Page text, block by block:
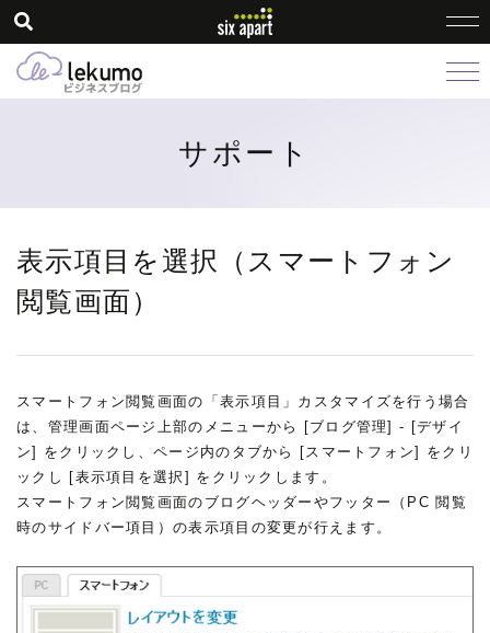
サポート
表示項目を選択（スマートフォン
閲覧画面）
スマートフォン閲覧画面の「表示項目」カスタマイズを行う場合
は、管理画面ページ上部のメニューから [ブログ管理] - [デザイ
ン] をクリックし、ページ内のタブから [スマートフォン] をクリ
ックし [表示項目を選択] をクリックします。
スマートフォン閲覧画面のブログヘッダーやフッター（PC 閲覧
時のサイドバー項目）の表示項目の変更が行えます。